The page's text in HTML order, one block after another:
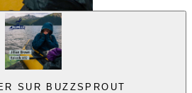
SUR BUZZSPROUT